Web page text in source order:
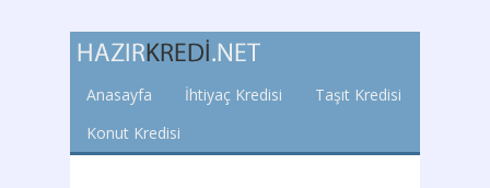
Anasayfa İhtiyaç Kredisi
Taşıt Kredisi
Konut Kredisi